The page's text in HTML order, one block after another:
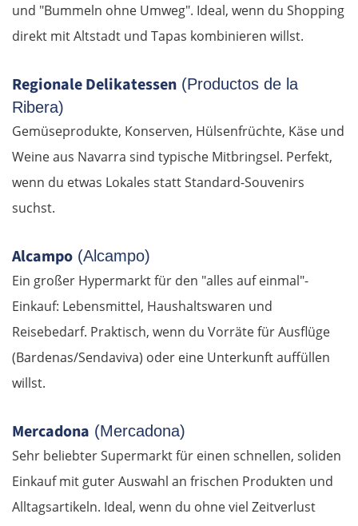
und "Bummeln ohne Umweg". Ideal, wenn du Shopping
direkt mit Altstadt und Tapas kombinieren willst.
Regionale Delikatessen (Productos de la
Ribera)
Gemüseprodukte, Konserven, Hülsenfrüchte, Käse und
Weine aus Navarra sind typische Mitbringsel. Perfekt,
wenn du etwas Lokales statt Standard-Souvenirs
suchst.
Alcampo (Alcampo)
Ein großer Hypermarkt für den "alles auf einmal"-
Einkauf: Lebensmittel, Haushaltswaren und
Reisebedarf. Praktisch, wenn du Vorräte für Ausflüge
(Bardenas/Sendaviva) oder eine Unterkunft auffüllen
willst.
Mercadona (Mercadona)
Sehr beliebter Supermarkt für einen schnellen, soliden
Einkauf mit guter Auswahl an frischen Produkten und
Alltagsartikeln. Ideal, wenn du ohne viel Zeitverlust